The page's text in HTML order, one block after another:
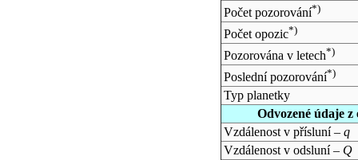
Počet pozorování*)
Počet opozic*)
Pozorována v letech*)
Poslední pozorování*)
Typ planetky
Odvozené údaje
Vzdálenost v přísluní – q
Vzdálenost v odsluní – Q